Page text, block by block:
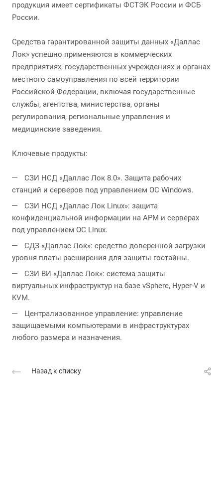
продукция имеет сертификаты ФСТЭК России и ФСБ
России.
Средства гарантированной защиты данных «Даллас
Лок» успешно применяются в коммерческих
предприятиях, государственных учреждениях и органах
местного самоуправления по всей территории
Российской Федерации, включая государственные
службы, агентства, министерства, органы
регулирования, региональные управления и
медицинские заведения.
Ключевые продукты:
СЗИ НСД «Даллас Лок 8.0». Защита рабочих
станций и серверов под управлением ОС Windows.
СЗИ НСД «Даллас Лок Linux»: защита
конфиденциальной информации на АРМ и серверах
под управлением ОС Linux.
СДЗ «Даллас Лок»: средство доверенной загрузки
уровня платы расширения для защиты гостайны.
СЗИ ВИ «Даллас Лок»: система защиты
виртуальных инфраструктур на базе vSphere, Hyper-V и
KVM.
Централизованное управление: управление
защищаемыми компьютерами в инфраструктурах
любого размера и назначения.
Назад к списку